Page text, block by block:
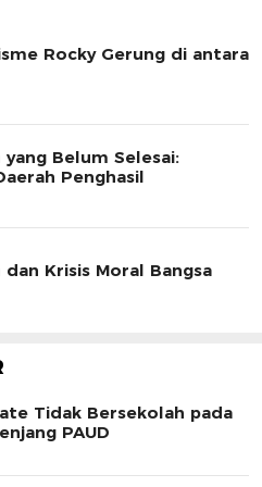
Rocky Gerung di antara
Belum Selesai:
Penghasil
Krisis Moral Bangsa
Tidak Bersekolah pada
PAUD